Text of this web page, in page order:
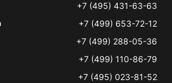
+7 (495) 431-63-63
+7 (499) 653-72-12
+7 (499) 288-05-36
+7 (499) 110-86-79
+7 (495) 023-81-52